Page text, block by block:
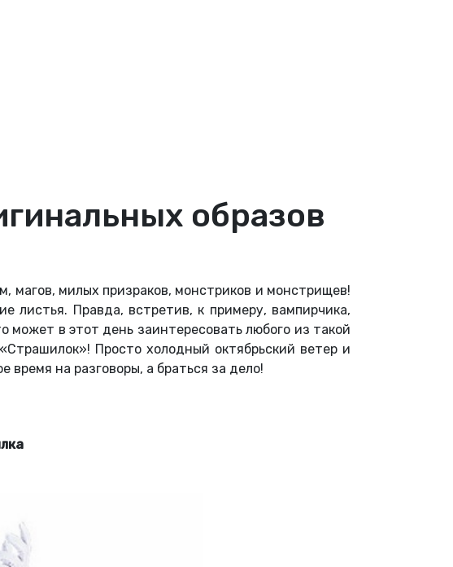
образов
магов, милых призраков, монстриков и монстрищев!
листья. Правда, встретив, к примеру, вампирчика,
в этот день заинтересовать любого из такой
Просто холодный октябрьский ветер и
время на разговоры, а браться за дело!